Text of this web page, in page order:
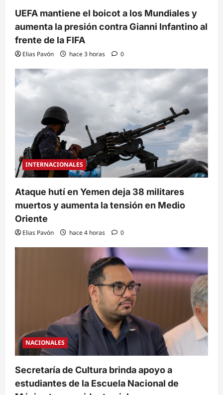
UEFA mantiene el boicot a los Mundiales y
aumenta la presión contra Gianni Infantino al
frente de la FIFA
Elias Pavón hace 3 horas 0
INTERNACIONALES
Ataque hutí en Yemen deja 38 militares
muertos y aumenta la tensión en Medio
Oriente
Elias Pavón hace 4 horas 0
NACIONALES
Secretaría de Cultura brinda apoyo a
estudiantes de la Escuela Nacional de